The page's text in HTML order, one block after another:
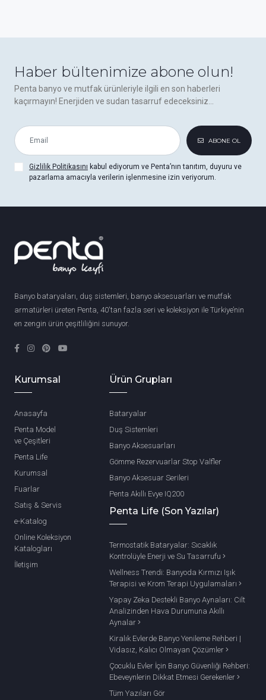
Haber bültenimize abone olun!
Penta banyo ve mutfak ürünleriyle ilgili en son haberleri
kaçırmayın! Enerjiden ve sudan tasarruf edeceksiniz...
ABONE OL
Gizlilik Politikasını kabul ediyorum ve Penta’nın tanıtım, duyuru ve
pazarlama amacıyla verilerin işlenmesine izin veriyorum.
Banyo bataryaları, duş sistemleri, banyo aksesuarları ve mutfak
armatürleri üreten Penta, 40'tan fazla seri ve koleksiyon ile Türkiye’nin
en zengin ürün çeşitliliğini sunuyor.
Kurumsal
Anasayfa
Penta Model
ve Çeşitleri
Penta Life
Kurumsal
Fuarlar
Satış & Servis
e-Katalog
Online Koleksiyon
Katalogları
İletişim
Ürün Grupları
Bataryalar
Duş Sistemleri
Banyo Aksesuarları
Gömme Rezervuarlar Stop Valfler
Banyo Aksesuar Serileri
Penta Akıllı Evye IQ200
Penta Life (Son Yazılar)
Termostatik Bataryalar: Sıcaklık
Kontrolüyle Enerji ve Su Tasarrufu
Wellness Trendi: Banyoda Kırmızı Işık
Terapisi ve Krom Terapi Uygulamaları
Yapay Zeka Destekli Banyo Aynaları: Cilt
Analizinden Hava Durumuna Akıllı
Aynalar
Kiralık Evlerde Banyo Yenileme Rehberi |
Vidasız, Kalıcı Olmayan Çözümler
Çocuklu Evler İçin Banyo Güvenliği Rehberi:
Ebeveynlerin Dikkat Etmesi Gerekenler
Tüm Yazıları Gör